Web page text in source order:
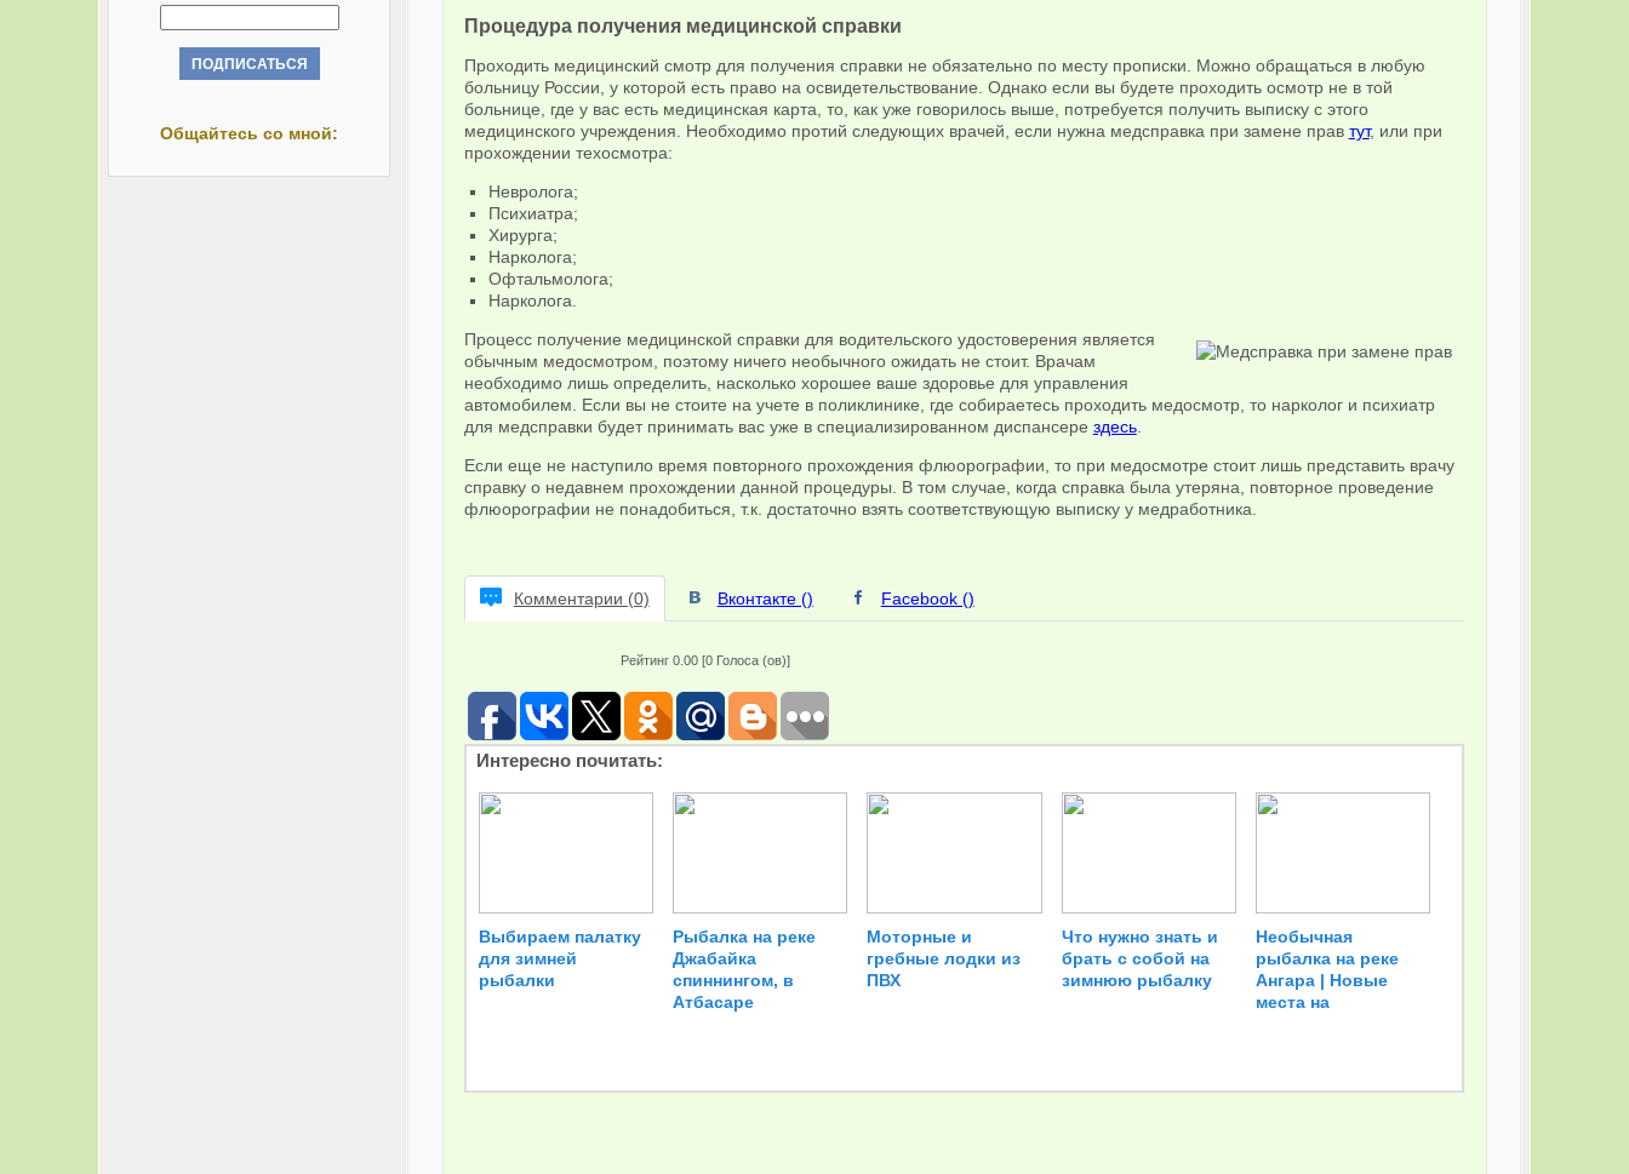
Общайтесь со мной:
Процедура получения медицинской справки
Проходить медицинский смотр для получения справки не обязательно по месту прописки. Можно обращаться в любую
больницу России, у которой есть право на освидетельствование. Однако если вы будете проходить осмотр не в той
больнице, где у вас есть медицинская карта, то, как уже говорилось выше, потребуется получить выписку с этого
медицинского учреждения. Необходимо протий следующих врачей, если нужна медсправка при замене прав тут, или при
прохождении техосмотра:
Невролога;
Психиатра;
Хирурга;
Нарколога;
Офтальмолога;
Нарколога.
Процесс получение медицинской справки для водительского удостоверения является
обычным медосмотром, поэтому ничего необычного ожидать не стоит. Врачам
необходимо лишь определить, насколько хорошее ваше здоровье для управления
автомобилем. Если вы не стоите на учете в поликлинике, где собираетесь проходить медосмотр, то нарколог и психиатр
для медсправки будет принимать вас уже в специализированном диспансере здесь.
Если еще не наступило время повторного прохождения флюорографии, то при медосмотре стоит лишь представить врачу
справку о недавнем прохождении данной процедуры. В том случае, когда справка была утеряна, повторное проведение
флюорографии не понадобиться, т.к. достаточно взять соответствующую выписку у медработника.
Комментарии (0) Вконтакте () Facebook ()
Рейтинг 0.00 [0 Голоса (ов)]
Интересно почитать:
Выбираем палатку
для зимней
рыбалки
Рыбалка на реке
Джабайка
спиннингом, в
Атбасаре
Моторные и
гребные лодки из
ПВХ
Что нужно знать и
брать с собой на
зимнюю рыбалку
Необычная
рыбалка на реке
Ангара | Новые
места на